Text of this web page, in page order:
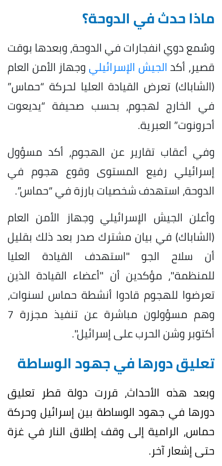
ماذا حدث في الدوحة؟
وسُمع دوي انفجارات في الدوحة، وبعدها بوقت
قصير، أكدالجيش الإسرائيليوجهاز الأمن العام
(الشاباك) تعرض القيادة العليا لحركة “حماس”
في الخارج لهجوم، بحسب صحيفة “يديعوت
أحرونوت” العبرية.
وفي أعقاب تقارير عن الهجوم، أكد مسؤول
إسرائيلي رفيع المستوى وقوع هجوم في
الدوحة، استهدف شخصيات بارزة في “حماس”.
وأعلن الجيش الإسرائيلي وجهاز الأمن العام
(الشاباك) في بيان مشترك صدر بعد ذلك بقليل
أن سلاح الجو "استهدف القيادة العليا
للمنظمة"، مؤكدين أن "أعضاء القيادة الذين
تعرضوا للهجوم قادوا أنشطة حماس لسنوات،
وهم مسؤولون مباشرة عن تنفيذ مجزرة 7
أكتوبر وشن الحرب على إسرائيل".
تعليق دورها في جهود الوساطة
وبعد هذه الأحداث، قررت دولة قطر تعليق
دورها في جهود الوساطة بين إسرائيل وحركة
حماس، الرامية إلى وقف إطلاق النار في غزة
حتى إشعار آخر.